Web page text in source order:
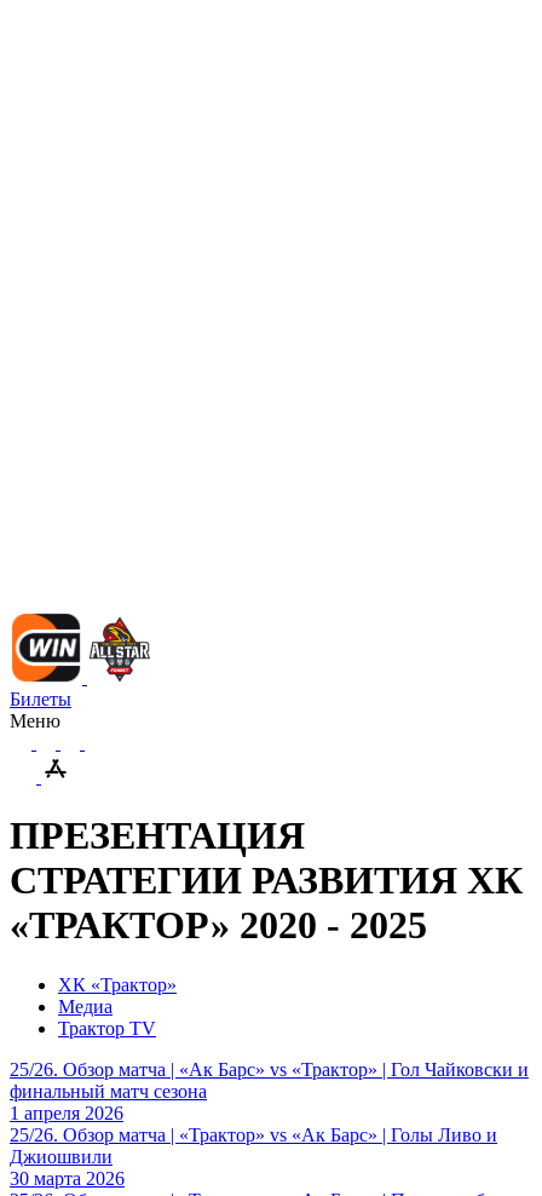
Билеты
Меню
ПРЕЗЕНТАЦИЯ
СТРАТЕГИИ РАЗВИТИЯ ХК
«ТРАКТОР» 2020 - 2025
ХК «Трактор»
Медиа
Трактор TV
25/26. Обзор матча | «Ак Барс» vs «Трактор» | Гол Чайковски и
финальный матч сезона
1 апреля 2026
25/26. Обзор матча | «Трактор» vs «Ак Барс» | Голы Ливо и
Джиошвили
30 марта 2026